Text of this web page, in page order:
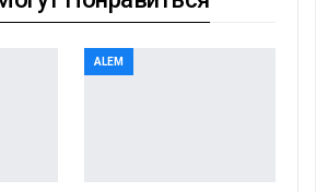
ALEM